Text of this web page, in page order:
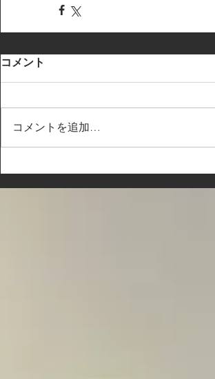
コメント
コメントを追加…